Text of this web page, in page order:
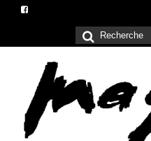
Rechercher
: